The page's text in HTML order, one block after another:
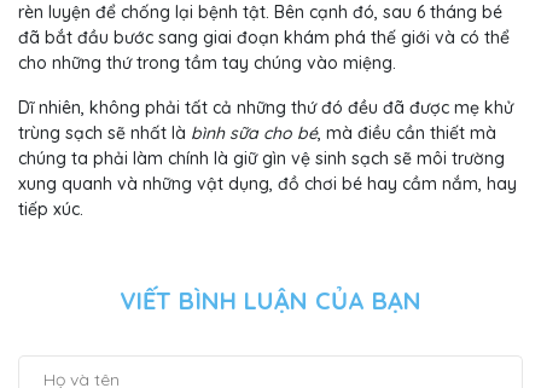
rèn luyện để chống lại bệnh tật. Bên cạnh đó, sau 6 tháng bé
đã bắt đầu bước sang giai đoạn khám phá thế giới và có thể
cho những thứ trong tầm tay chúng vào miệng.
Dĩ nhiên, không phải tất cả những thứ đó đều đã được mẹ khử
trùng sạch sẽ nhất là bình sữa cho bé, mà điều cần thiết mà
chúng ta phải làm chính là giữ gìn vệ sinh sạch sẽ môi trường
xung quanh và những vật dụng, đồ chơi bé hay cầm nắm, hay
tiếp xúc.
VIẾT BÌNH LUẬN CỦA BẠN